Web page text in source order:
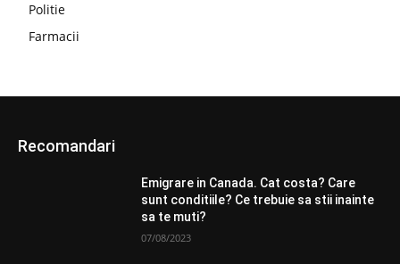
Politie
Farmacii
Recomandari
Emigrare in Canada. Cat costa? Care
sunt conditiile? Ce trebuie sa stii inainte
sa te muti?
07/08/2023